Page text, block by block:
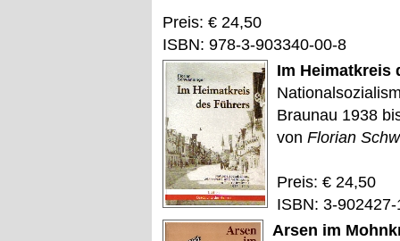
Preis: € 24,50
ISBN: 978-3-903340-00-8
Im Heimatkreis
Braunau 1938
von Florian
Preis: € 24,50
ISBN: 3-
Arsen im